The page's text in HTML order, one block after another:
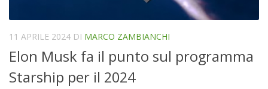
11 APRILE 2024 DI MARCO ZAMBIANCHI
Elon Musk fa il punto sul programma
Starship per il 2024